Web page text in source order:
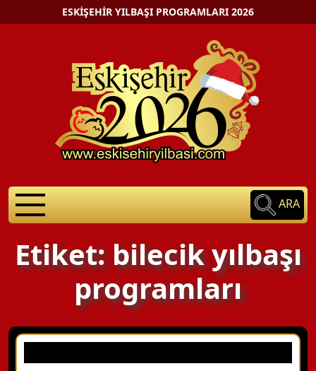
ESKIŞEHIR YILBAŞI PROGRAMLARI 2026
ARA
Etiket: bilecik yılbaşı
programları